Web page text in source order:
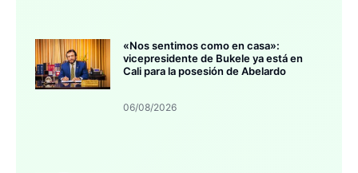
«Nos sentimos como en casa»:
vicepresidente de Bukele ya está en
Cali para la posesión de Abelardo
06/08/2026